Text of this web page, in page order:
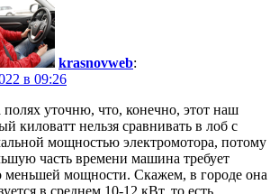
krasnovweb:
в 09:26
полях уточню, что, конечно, этот наш
киловатт нельзя сравнивать в лоб с
мощностью электромотора, потому
часть времени машина требует
меньшей мощности. Скажем, в городе она
в среднем 10-12 кВт, то есть